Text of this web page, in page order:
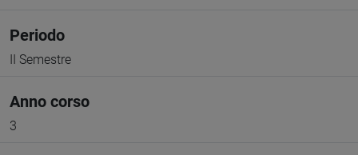
Periodo
II Semestre
Anno corso
3